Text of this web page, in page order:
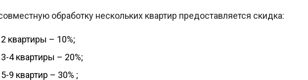
обработку нескольких квартир предоставляется скидка:
2 квартиры – 10%;
3-4 квартиры – 20%;
5-9 квартир – 30% ;